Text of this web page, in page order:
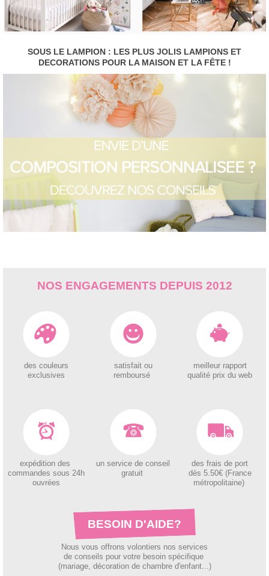
SOUS LE LAMPION : LES PLUS JOLIS LAMPIONS ET
DECORATIONS POUR LA MAISON ET LA FÊTE !
NOS ENGAGEMENTS DEPUIS 2012
des couleurs
exclusives
satisfait ou
remboursé
meilleur rapport
qualité prix du web
expédition des
commandes sous 24h
ouvrées
un service de conseil
gratuit
des frais de port
dès 5.50€ (France
métropolitaine)
BESOIN D'AIDE?
Nous vous offrons volontiers nos services
de conseils pour votre besoin spécifique
(mariage, décoration de chambre d'enfant...)